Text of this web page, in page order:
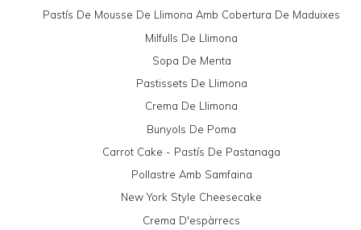
Pastís De Mousse De Llimona Amb Cobertura De Maduixes
Milfulls De Llimona
Sopa De Menta
Pastissets De Llimona
Crema De Llimona
Bunyols De Poma
Carrot Cake - Pastís De Pastanaga
Pollastre Amb Samfaina
New York Style Cheesecake
Crema D'espàrrecs